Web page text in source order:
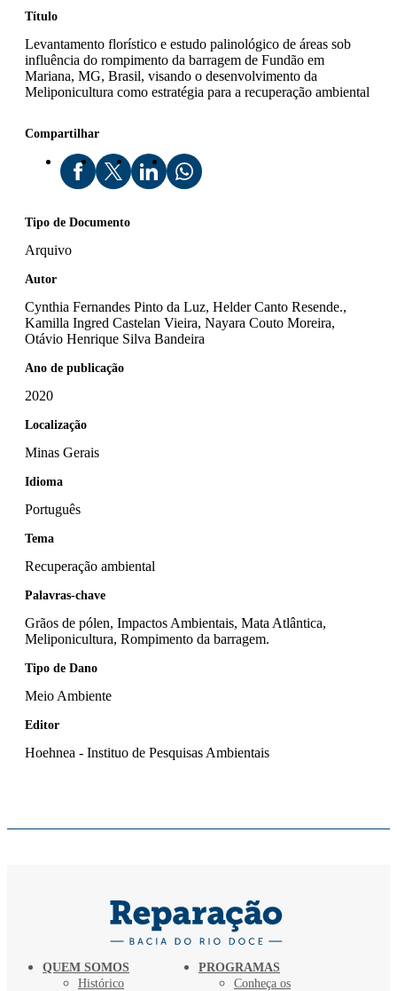
Título
Levantamento florístico e estudo palinológico de áreas sob
influência do rompimento da barragem de Fundão em
Mariana, MG, Brasil, visando o desenvolvimento da
Meliponicultura como estratégia para a recuperação ambiental
Compartilhar
Tipo de Documento
Arquivo
Autor
Cynthia Fernandes Pinto da Luz, Helder Canto Resende.,
Kamilla Ingred Castelan Vieira, Nayara Couto Moreira,
Otávio Henrique Silva Bandeira
Ano de publicação
2020
Localização
Minas Gerais
Idioma
Português
Tema
Recuperação ambiental
Palavras-chave
Grãos de pólen, Impactos Ambientais, Mata Atlântica,
Meliponicultura, Rompimento da barragem.
Tipo de Dano
Meio Ambiente
Editor
Hoehnea - Instituo de Pesquisas Ambientais
QUEM SOMOS
Histórico
PROGRAMAS
Conheça os